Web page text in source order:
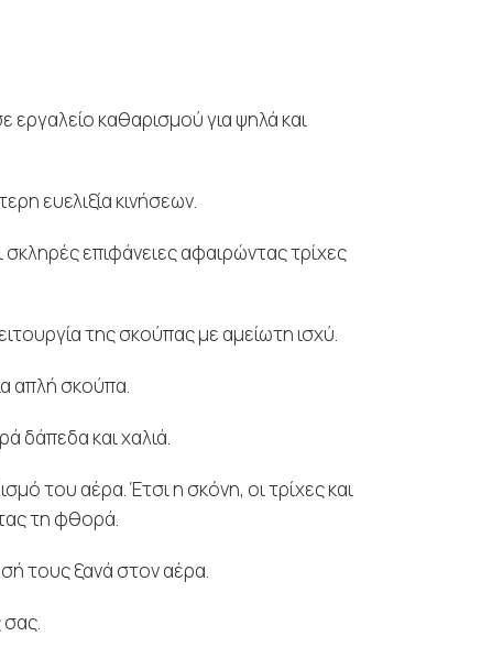
εργαλείο καθαρισμού για ψηλά και
ευελιξία κινήσεων.
επιφάνειες αφαιρώντας τρίχες
της σκούπας με αμείωτη ισχύ.
απλή σκούπα.
δάπεδα και χαλιά.
του αέρα. Έτσι η σκόνη, οι τρίχες και
τη φθορά.
τους ξανά στον αέρα.